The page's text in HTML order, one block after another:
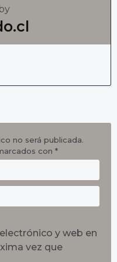
no será publicada.
con *
y web en
vez que